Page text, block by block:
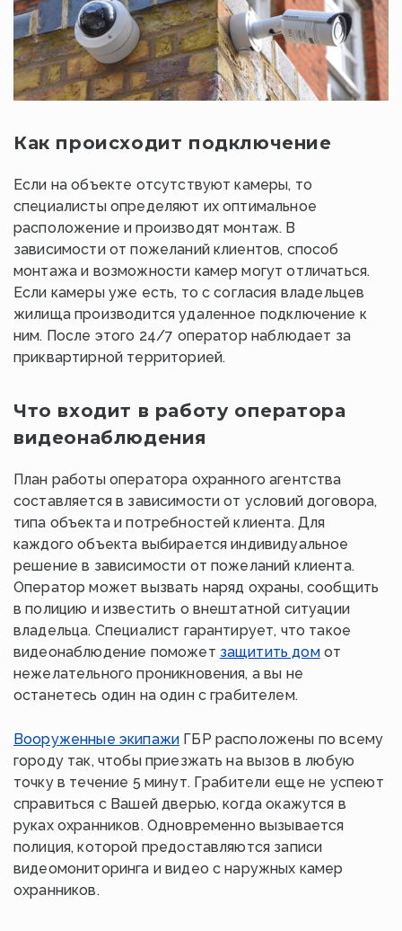
Как происходит подключение
Если на объекте отсутствуют камеры, то
специалисты определяют их оптимальное
расположение и производят монтаж. В
зависимости от пожеланий клиентов, способ
монтажа и возможности камер могут отличаться.
Если камеры уже есть, то с согласия владельцев
жилища производится удаленное подключение к
ним. После этого 24/7 оператор наблюдает за
приквартирной территорией.
Что входит в работу оператора
видеонаблюдения
План работы оператора охранного агентства
составляется в зависимости от условий договора,
типа объекта и потребностей клиента. Для
каждого объекта выбирается индивидуальное
решение в зависимости от пожеланий клиента.
Оператор может вызвать наряд охраны, сообщить
в полицию и известить о внештатной ситуации
владельца. Специалист гарантирует, что такое
видеонаблюдение поможет защитить домот
нежелательного проникновения, а вы не
останетесь один на один с грабителем.
Вооруженные экипажи ГБР расположены по всему
городу так, чтобы приезжать на вызов в любую
точку в течение 5 минут. Грабители еще не успеют
справиться с Вашей дверью, когда окажутся в
руках охранников. Одновременно вызывается
полиция, которой предоставляются записи
видеомониторинга и видео с наружных камер
охранников.